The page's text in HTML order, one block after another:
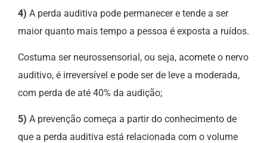
4) A perda auditiva pode permanecer e tende a ser
maior quanto mais tempo a pessoa é exposta a ruídos.
Costuma ser neurossensorial, ou seja, acomete o nervo
auditivo, é irreversível e pode ser de leve a moderada,
com perda de até 40% da audição;
5) A prevenção começa a partir do conhecimento de
que a perda auditiva está relacionada com o volume